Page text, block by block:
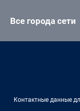
Все города сети
Контактные данные